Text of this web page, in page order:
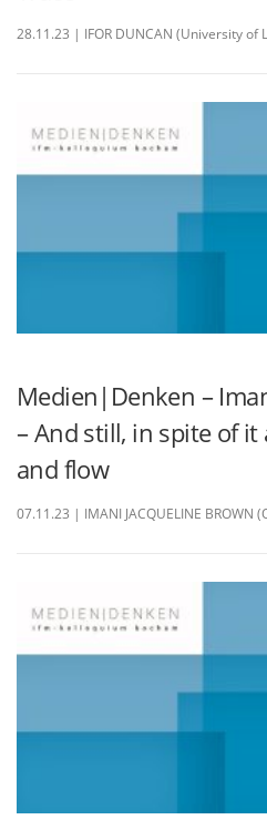
28.11.23 | IFOR DUNCAN (University of
Medien|Denken –
– And still, in spite of
and flow
07.11.23 | IMANI JACQUELINE